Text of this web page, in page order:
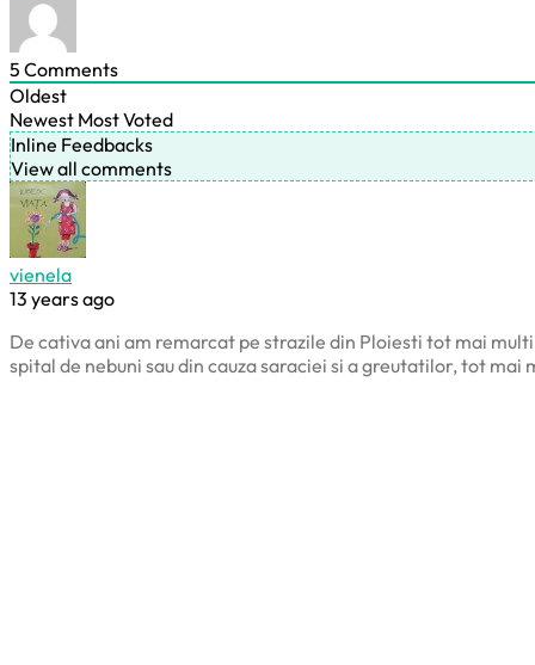
5 Comments
Oldest
Newest Most Voted
Inline Feedbacks
View all comments
vienela
13 years ago
De cativa ani am remarcat pe strazile din Ploiesti tot mai
spital de nebuni sau din cauza saraciei si a greutatilor, tot mai